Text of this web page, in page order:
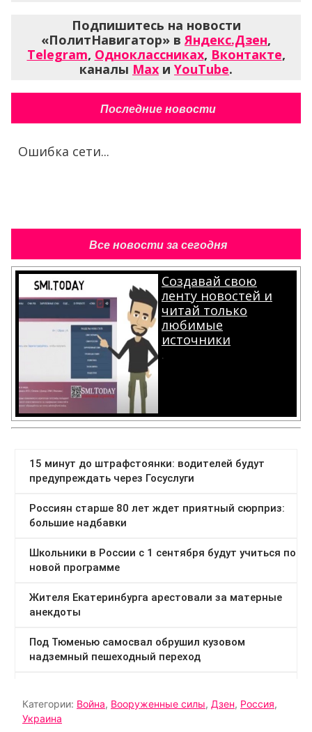
Подпишитесь на новости
«ПолитНавигатор» вЯндекс.Дзен,
Telegram, Одноклассниках, Вконтакте,
каналы Max и YouTube.
Последние новости
Ошибка сети...
Все новости за сегодня
Создавай свою
ленту новостей и
читай только
любимые
источники
.
Категории: Война, Вооруженные силы, Дзен, Россия,
Украина